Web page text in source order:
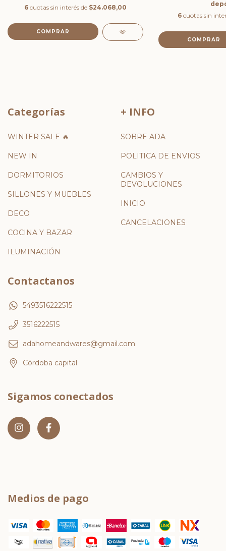
6 cuotas sin interés de $24.068,00
6 cuotas sin
Categorías
WINTER SALE 🔥
NEW IN
DORMITORIOS
SILLONES Y MUEBLES
DECO
COCINA Y BAZAR
ILUMINACIÓN
+ INFO
SOBRE ADA
POLITICA DE ENVIOS
CAMBIOS Y
DEVOLUCIONES
INICIO
CANCELACIONES
Contactanos
5493516222515
3516222515
adahomeandwares@gmail.com
Córdoba capital
Sigamos conectados
Medios de pago